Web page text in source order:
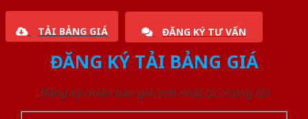
TẢI BẢNG GIÁ ĐĂNG KÝ TƯ VẤN
ĐĂNG KÝ TẢI BẢNG GIÁ
Đăng ký nhận báo giá mới nhất từ chúng tôi